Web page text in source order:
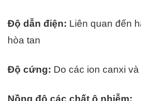
Độ dẫn điện: Liên quan đến
hòa tan
Độ cứng: Do các ion canxi
Nồng độ các chất ô nhiễm: